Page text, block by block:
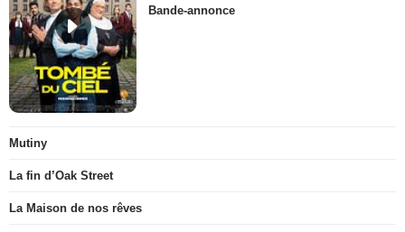
Bande-annonce
Mutiny
La fin d’Oak Street
La Maison de nos rêves